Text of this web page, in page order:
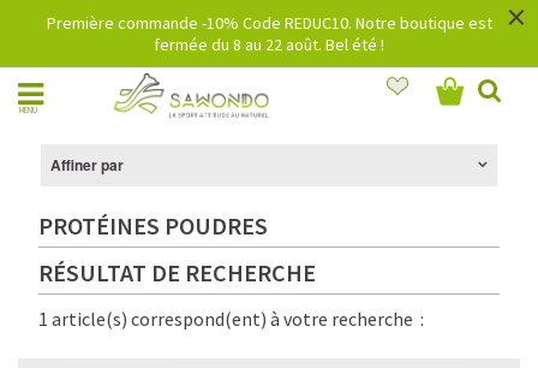
Première commande -10% Code REDUC10. Notre boutique est
fermée du 8 au 22 août. Bel été !
×
MENU
Affiner par
PROTÉINES POUDRES
RÉSULTAT DE RECHERCHE
1 article(s) correspond(ent) à votre recherche :